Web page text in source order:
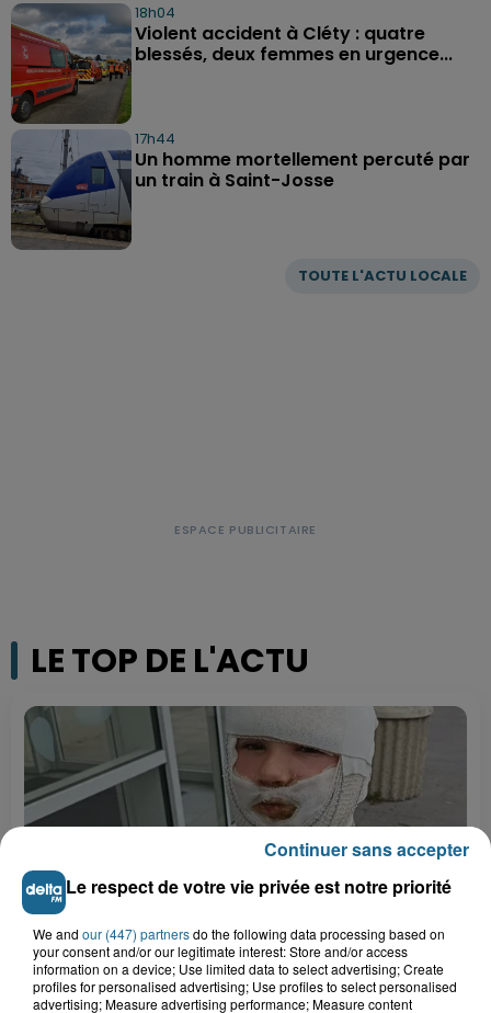
TOUTE L'ACTU LOCALE
18h04
Violent accident à Cléty : quatre
blessés, deux femmes en urgence...
17h44
Un homme mortellement percuté par
un train à Saint-Josse
LE TOP DE L'ACTU
Saint-Omer : un enfant gravement brûlé
après l'explosion d'un jouet...
Le respect de votre vie privée est notre priorité
We and our (447) partnersdo the following data processing based on
your consent and/or our legitimate interest: Store and/or access
information on a device; Use limited data to select advertising; Create
profiles for personalised advertising; Use profiles to select personalised
advertising; Measure advertising performance; Measure content
Continuer sans accepter